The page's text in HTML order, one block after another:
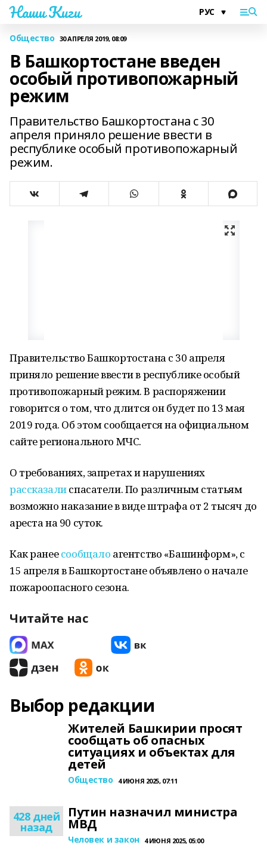
Наши Киги
Общество 30 АПРЕЛЯ 2019, 08:09
В Башкортостане введен
особый противопожарный
режим
Правительство Башкортостана с 30
апреля приняло решение ввести в
республике особый противопожарный
режим.
Правительство Башкортостана с 30 апреля
приняло решение ввести в республике особый
противопожарный режим. В распоряжении
говорится о том, что длится он будет по 13 мая
2019 года. Об этом сообщается на официальном
сайте регионального МЧС.
О требованиях, запретах и нарушениях
рассказалиспасатели. По различным статьям
возможно наказание в виде штрафа от 2 тысяч до
ареста на 90 суток.
Как ранеесообщало агентство «Башинформ», с
15 апреля в Башкортостане объявлено о начале
пожароопасного сезона.
Читайте нас
Выбор редакции
Жителей Башкирии просят
сообщать об опасных
ситуациях и объектах для
детей
Общество 4 ИЮНЯ 2025, 07:11
428 дней
назад
Путин назначил министра
МВД
Человек и закон 4 ИЮНЯ 2025, 05:00